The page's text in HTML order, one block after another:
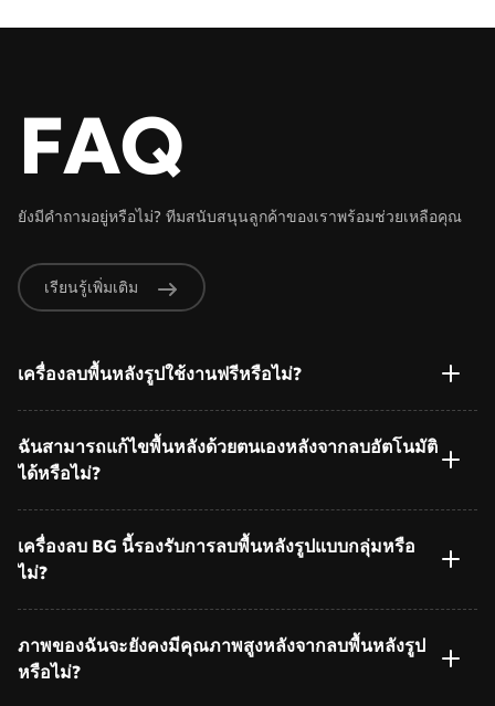
FAQ
ยังมีคำถามอยู่หรือไม่? ทีมสนับสนุนลูกค้าของเราพร้อมช่วยเหลือคุณ
เรียนรู้เพิ่มเติม
เครื่องลบพื้นหลังรูปใช้งานฟรีหรือไม่?
ฉันสามารถแก้ไขพื้นหลังด้วยตนเองหลังจากลบอัตโนมัติ
ได้หรือไม่?
เครื่องลบ BG นี้รองรับการลบพื้นหลังรูปแบบกลุ่มหรือ
ไม่?
ภาพของฉันจะยังคงมีคุณภาพสูงหลังจากลบพื้นหลังรูป
หรือไม่?